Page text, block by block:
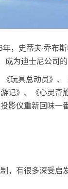
，史蒂夫·乔布
为迪士尼公司的
玩具总动员》、
记》、《心灵奇
影仪重新回味一
，有很多深受启